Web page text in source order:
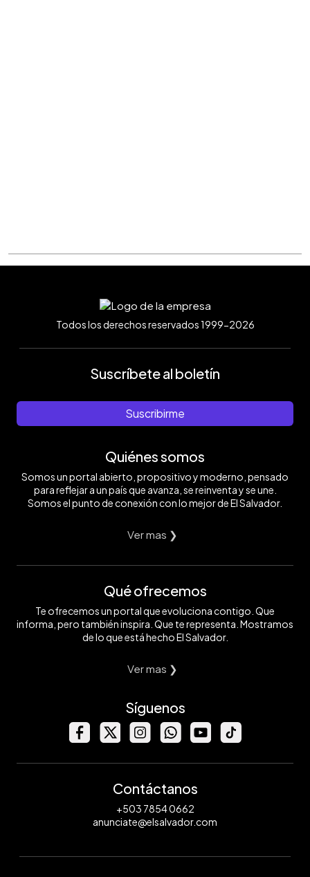
Todos los derechos reservados 1999-2026
Suscríbete al boletín
Suscribirme
Quiénes somos
Somos un portal abierto, propositivo y moderno, pensado
para reflejar a un país que avanza, se reinventa y se une.
Somos el punto de conexión con lo mejor de El Salvador.
Ver mas ❯
Qué ofrecemos
Te ofrecemos un portal que evoluciona contigo. Que
informa, pero también inspira. Que te representa. Mostramos
de lo que está hecho El Salvador.
Ver mas ❯
Síguenos
Contáctanos
+503 7854 0662
anunciate@elsalvador.com